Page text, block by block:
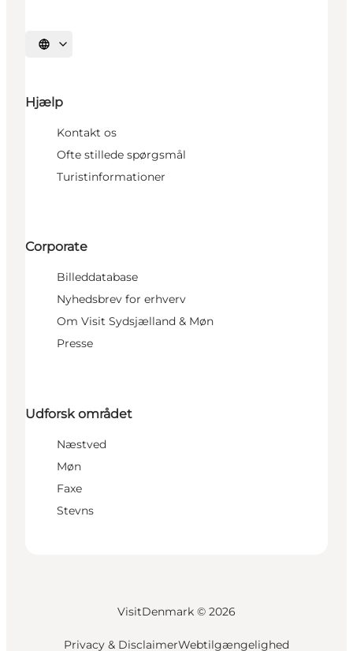
Vælg sprog
Hjælp
Kontakt os
Ofte stillede spørgsmål
Turistinformationer
Corporate
Billeddatabase
Nyhedsbrev for erhverv
Om Visit Sydsjælland & Møn
Presse
Udforsk området
Næstved
Møn
Faxe
Stevns
VisitDenmark © 2026
Privacy & DisclaimerWebtilgængelighed